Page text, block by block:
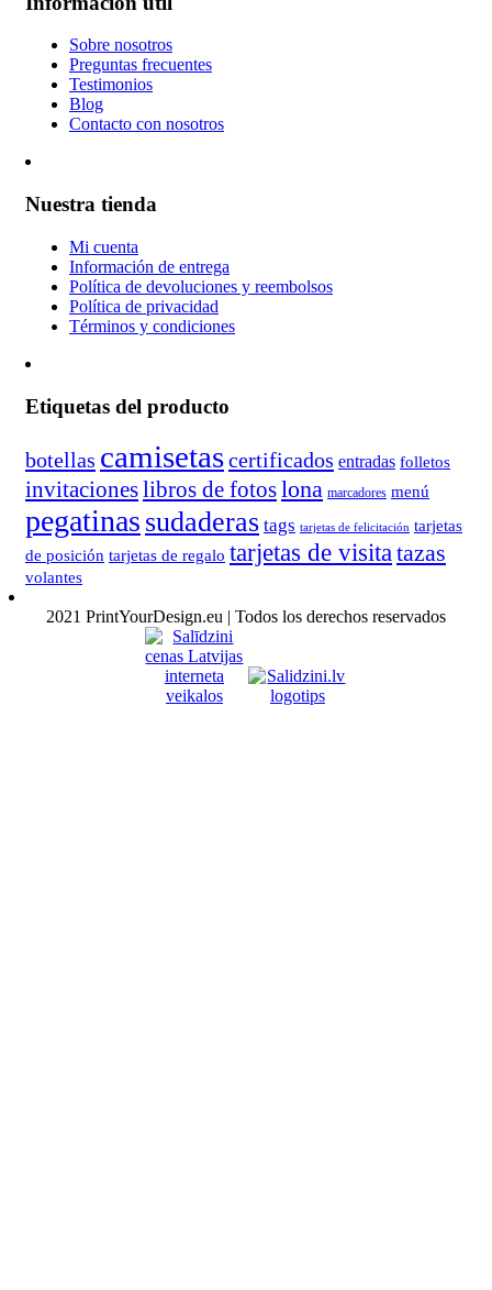
Sobre nosotros
Preguntas frecuentes
Testimonios
Blog
Contacto con nosotros
Nuestra tienda
Mi cuenta
Información de entrega
Política de devoluciones y reembolsos
Política de privacidad
Términos y condiciones
Etiquetas del producto
botellas camisetascertificados entradas folletos
invitacioneslibros de fotoslona marcadores menú
pegatinas sudaderas tags tarjetas de felicitación tarjetas
de posición tarjetas de regalo tarjetas de visitatazas
volantes
2021 PrintYourDesign.eu | Todos los derechos reservados